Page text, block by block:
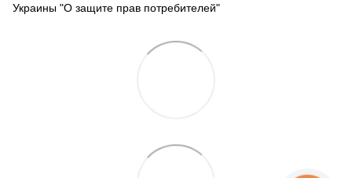
Украины "О защите прав потребителей"